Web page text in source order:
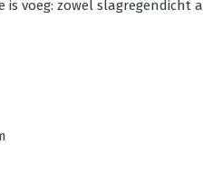
is voeg: zowel slagregendicht